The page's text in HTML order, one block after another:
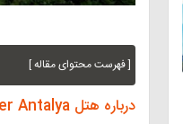
[ فهرست محتوای مقاله ]
درباره هتل Sherwood Greenwood Resort Kemer Antalya